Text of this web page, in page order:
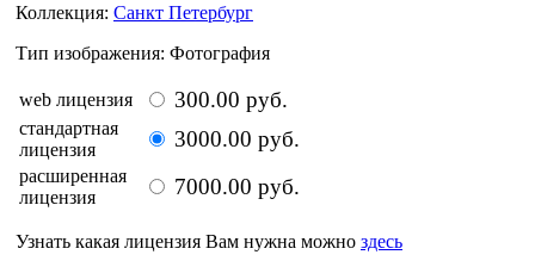
Коллекция: Санкт Петербург
Тип изображения: Фотография
web лицензия 300.00 руб.
стандартная
лицензия
3000.00 руб.
расширенная
лицензия
7000.00 руб.
Узнать какая лицензия Вам нужна можно здесь